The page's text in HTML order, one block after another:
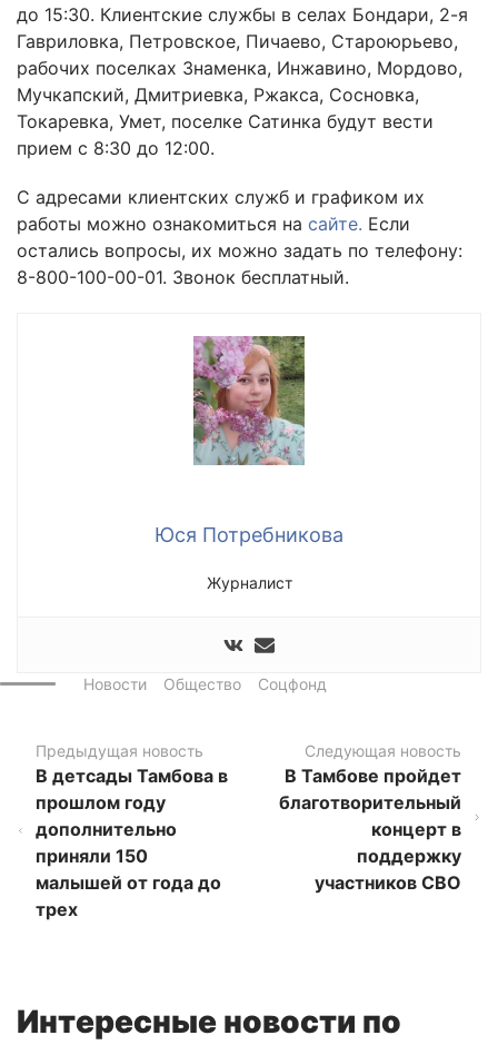
до 15:30. Клиентские службы в селах Бондари, 2-я
Гавриловка, Петровское, Пичаево, Староюрьево,
рабочих поселках Знаменка, Инжавино, Мордово,
Мучкапский, Дмитриевка, Ржакса, Сосновка,
Токаревка, Умет, поселке Сатинка будут вести
прием с 8:30 до 12:00.
С адресами клиентских служб и графиком их
работы можно ознакомиться на сайте. Если
остались вопросы, их можно задать по телефону:
8-800-100-00-01. Звонок бесплатный.
Юся Потребникова
Журналист
Новости Общество Соцфонд
Предыдущая новость
В детсады Тамбова в
прошлом году
дополнительно
приняли 150
малышей от года до
трех
Следующая новость
В Тамбове пройдет
благотворительный
концерт в
поддержку
участников СВО
Интересные новости по